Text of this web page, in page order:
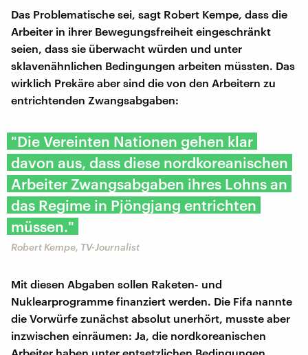
Das Problematische sei, sagt Robert Kempe, dass die
Arbeiter in ihrer Bewegungsfreiheit eingeschränkt
seien, dass sie überwacht würden und unter
sklavenähnlichen Bedingungen arbeiten müssten. Das
wirklich Prekäre aber sind die von den Arbeitern zu
entrichtenden Zwangsabgaben:
"Die Vereinten Nationen gehen klar
davon aus, dass diese nordkoreanischen
Arbeiter Zwangsabgaben ihres Lohns an
das Regime in Pjöngjang entrichten
müssen."
Robert Kempe, TV-Journalist
Mit diesen Abgaben sollen Raketen- und
Nuklearprogramme finanziert werden. Die Fifa nannte
die Vorwürfe zunächst absolut unerhört, musste aber
inzwischen einräumen: Ja, die nordkoreanischen